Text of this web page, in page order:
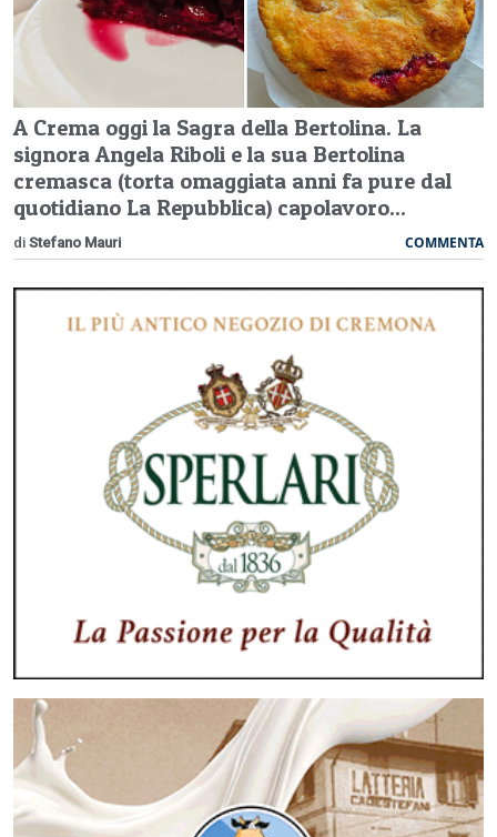
A Crema oggi la Sagra della Bertolina. La
signora Angela Riboli e la sua Bertolina
cremasca (torta omaggiata anni fa pure dal
quotidiano La Repubblica) capolavoro...
di Stefano Mauri COMMENTA